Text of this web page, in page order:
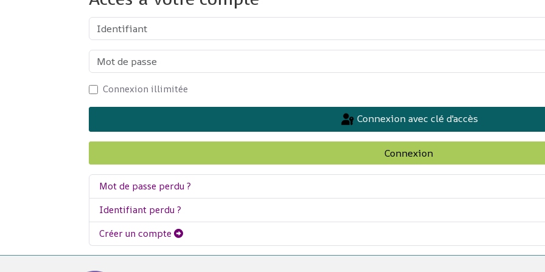
Identifiant
Mot de passe
Connexion illimitée
Connexion avec clé d'accès
Connexion
Mot de passe perdu ?
Identifiant perdu ?
Créer un compte